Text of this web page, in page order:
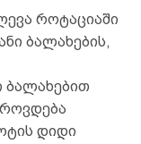
როტაციაში
ბალახების,
ბალახებით
დიდი